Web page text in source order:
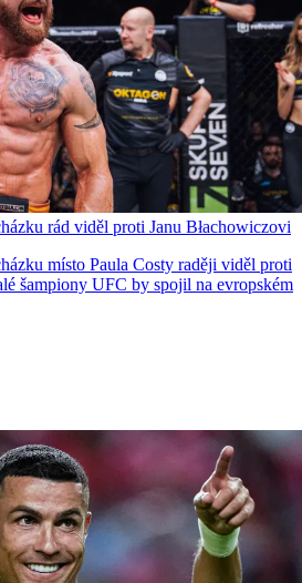
rád viděl proti Janu Błachowiczovi
místo Paula Costy raději viděl proti
šampiony UFC by spojil na evropském